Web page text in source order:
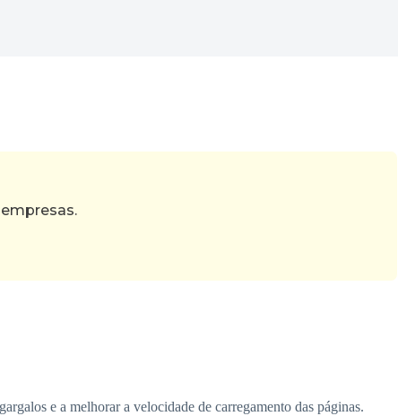
e a melhorar a velocidade de carregamento das páginas.